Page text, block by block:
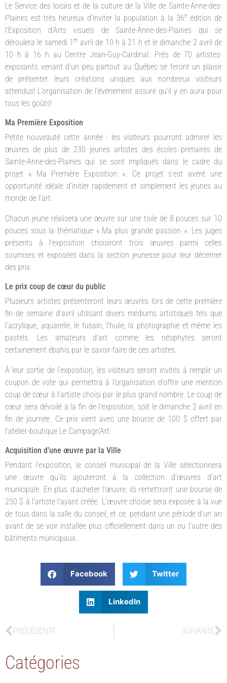
Le Service des loisirs et de la culture de la Ville de Sainte-Anne-des-
Plaines est très heureux d’inviter la population à la 36e édition de
l’Exposition d’Arts visuels de Sainte-Anne-des-Plaines qui se
déroulera le samedi 1 eravril de 10 h à 21 h et le dimanche 2 avril de
10 h à 16 h au Centre Jean-Guy-Cardinal. Près de 70 artistes-
exposants venant d’un peu partout au Québec se feront un plaisir
de présenter leurs créations uniques aux nombreux visiteurs
attendus! L’organisation de l’événement assure qu’il y en aura pour
tous les goûts!
Ma Première Exposition
Petite nouveauté cette année : les visiteurs pourront admirer les
œuvres de plus de 230 jeunes artistes des écoles primaires de
Sainte-Anne-des-Plaines qui se sont impliqués dans le cadre du
projet « Ma Première Exposition ». Ce projet s’est avéré une
opportunité idéale d’initier rapidement et simplement les jeunes au
monde de l’art.
Chacun jeune réalisera une œuvre sur une toile de 8 pouces sur 10
pouces sous la thématique « Ma plus grande passion ». Les juges
présents à l’exposition choisiront trois œuvres parmi celles
soumises et exposées dans la section jeunesse pour leur décerner
des prix.
Le prix coup de cœur du public
Plusieurs artistes présenteront leurs œuvres lors de cette première
fin de semaine d’avril utilisant divers médiums artistiques tels que
l’acrylique, aquarelle, le fusain, l’huile, la photographie et même les
pastels. Les amateurs d’art comme les néophytes seront
certainement ébahis par le savoir-faire de ces artistes.
À leur sortie de l’exposition, les visiteurs seront invités à remplir un
coupon de vote qui permettra à l’organisation d’offrir une mention
coup de cœur à l’artiste choisi par le plus grand nombre. Le coup de
cœur sera dévoilé à la fin de l’exposition, soit le dimanche 2 avril en
fin de journée. Ce prix vient avec une bourse de 100 $ offert par
l’atelier-boutique Le Campagn’Art.
Acquisition d’une œuvre par la Ville
Pendant l’exposition, le conseil municipal de la Ville sélectionnera
une œuvre qu’ils ajouteront à la collection d’œuvres d’art
municipale. En plus d’acheter l’œuvre, ils remettront une bourse de
250 $ à l’artiste l’ayant créée. L’œuvre choisie sera exposée à la vue
de tous dans la salle du conseil, et ce, pendant une période d’un an
avant de se voir installée plus officiellement dans un ou l’autre des
bâtiments municipaux.
Facebook Twitter
LinkedIn
PRÉCÉDENTE SUIVANTE
Catégories